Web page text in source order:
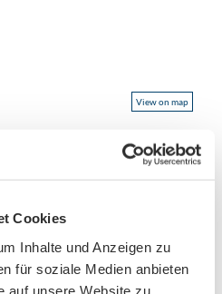
Cookies
Inhalte und Anzeigen zu
für soziale Medien anbieten
auf unsere Website zu
View on map